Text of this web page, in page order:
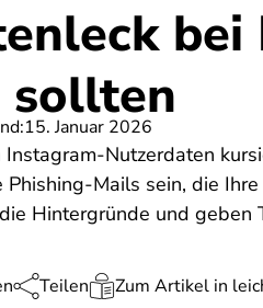
bei
15. Januar 2026
Instagram-Nutzerdaten
Phishing-Mails sein, die
Hintergründe und geben
Teilen Zum Artikel in